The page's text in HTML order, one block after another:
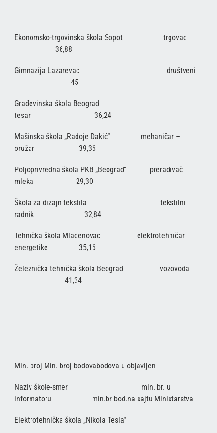
Ekonomsko-trgovinska škola Sopot trgovac
36,88
Gimnazija Lazarevac društveni
45
Građevinska škola Beograd
tesar 36,24
Mašinska škola „Radoje Dakić“ mehaničar –
oružar 39,36
Poljoprivredna škola PKB „Beograd“ prerađivač
mleka 29,30
Škola za dizajn tekstila tekstilni
radnik 32,84
Tehnička škola Mladenovac elektrotehničar
energetike 35,16
Železnička tehnička škola Beograd vozovođa
41,34
Min. broj Min. broj bodovabodova u objavljen
Naziv škole-smer min. br. u
informatoru min.br bod.na sajtu Ministarstva
Elektrotehnička škola „Nikola Tesla“